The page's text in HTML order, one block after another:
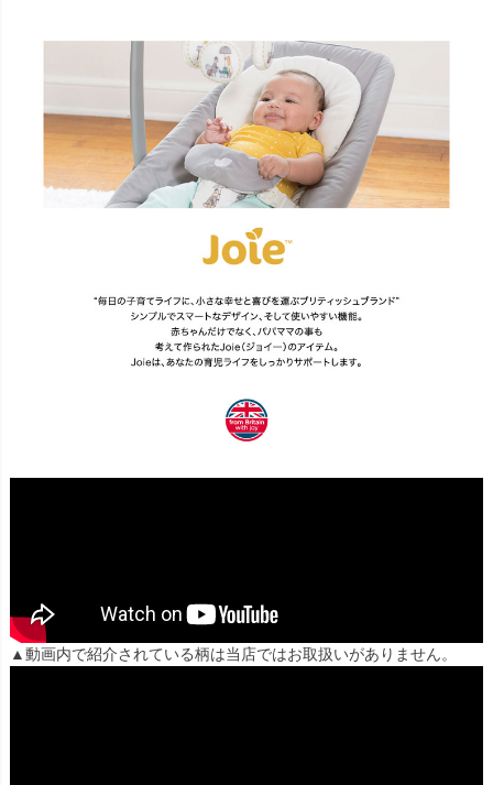
▲動画内で紹介されている柄は当店ではお取扱いがありません。